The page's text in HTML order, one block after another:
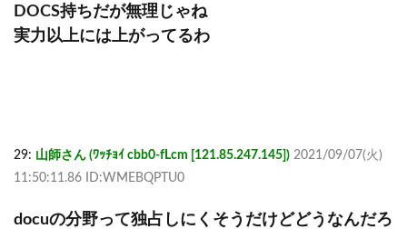
DOCS持ちだが無理じゃね
実力以上には上がってるわ
29: 山師さん (ﾜｯﾁｮｲ cbb0-fLcm [121.85.247.145]) 2021/09/07(火)
11:50:11.86 ID:WMEBQPTU0
docuの分野って独占しにくそうだけどどうなんだろ